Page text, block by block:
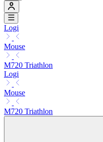
Logi
Mouse
M720 Triathlon
Logi
Mouse
M720 Triathlon